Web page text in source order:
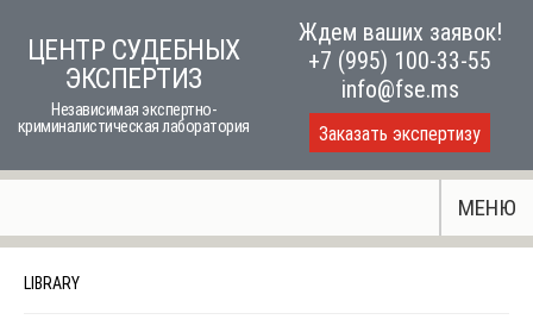
ЦЕНТР СУДЕБНЫХ
ЭКСПЕРТИЗ
Независимая экспертно-
криминалистическая лаборатория
Ждем ваших заявок!
+7 (995) 100-33-55
info@fse.ms
Заказать экспертизу
МЕНЮ
LIBRARY